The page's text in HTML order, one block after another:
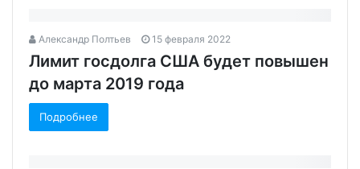
Александр Полтьев 15 февраля 2022
Лимит госдолга США будет повышен
до марта 2019 года‍
Подробнее